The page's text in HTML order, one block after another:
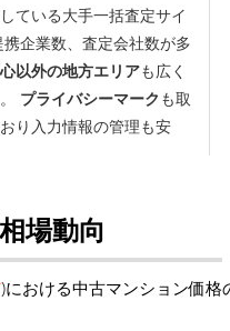
場動向
)における中古マンション価格